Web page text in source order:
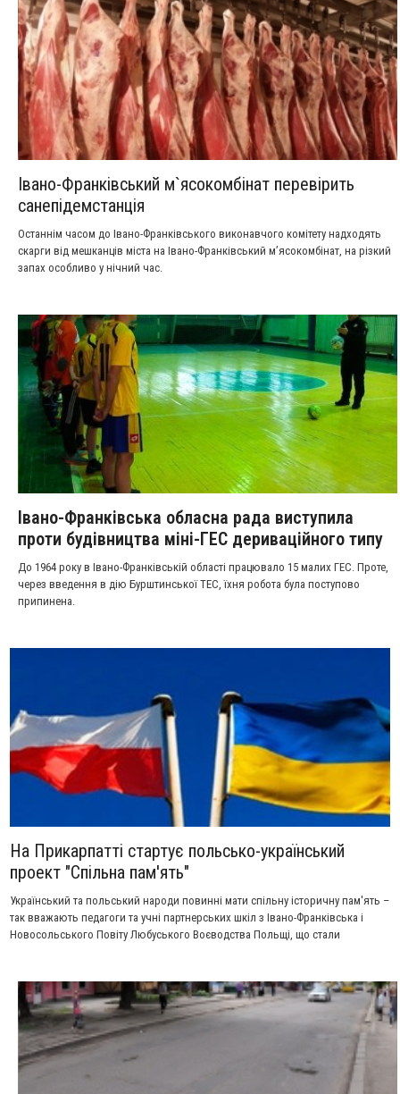
Івано-Франківський м`ясокомбінат перевірить
санепідемстанція
Останнім часом до Івано-Франківського виконавчого комітету надходять
скарги від мешканців міста на Івано-Франківський м’ясокомбінат, на різкий
запах особливо у нічний час.
Івано-Франківська обласна рада виступила
проти будівництва міні-ГЕС дериваційного типу
До 1964 року в Івано-Франківській області працювало 15 малих ГЕС. Проте,
через введення в дію Бурштинської ТЕС, їхня робота була поступово
припинена.
На Прикарпатті стартує польсько-український
проект "Спільна пам'ять"
Український та польський народи повинні мати спільну історичну пам'ять –
так вважають педагоги та учні партнерських шкіл з Івано-Франківська і
Новосольського Повіту Любуського Воєводства Польщі, що стали